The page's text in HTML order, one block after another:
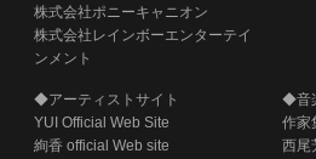
株式会社ポニーキャニオン
株式会社レインボーエンターテイ
ンメント
◆アーティストサイト
YUI Official Web Site
絢香 official Web site
◆音
作家
西尾